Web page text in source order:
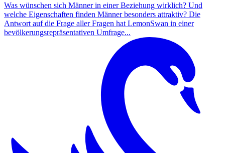
Was wünschen sich Männer in einer Beziehung wirklich? Und
welche Eigenschaften finden Männer besonders attraktiv? Die
Antwort auf die Frage aller Fragen hat LemonSwan in einer
bevölkerungsrepräsentativen Umfrage...